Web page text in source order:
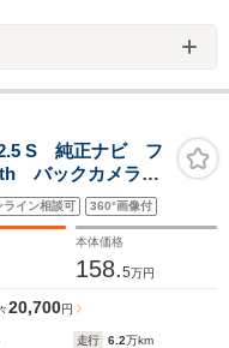
2.5 S 純正ナビ フ
バックカメラ
ロール レーンキ
ット スペアキ
ライン相談可 360°画像付
本体価格
158.5万円
20,700円
走行 6.2万km